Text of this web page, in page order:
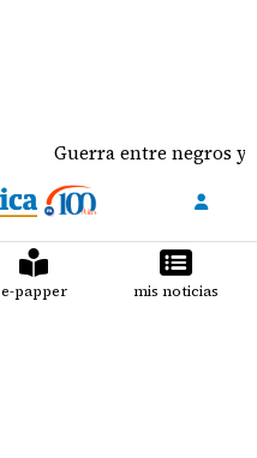
Guerra entre negros y
e-papper mis noticias